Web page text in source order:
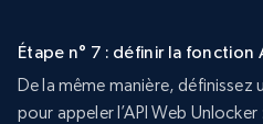
Étape n° 7 : définir la fonction
De la même manière,
pour appeler l’API Web Unlocker :